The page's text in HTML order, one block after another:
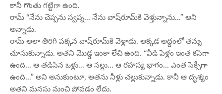
కానీ గొంతు గట్టిగా ఉంది.
రామ్ “నేను చెప్పను స్వప్న... నేను వాష్‌రూమ్‌కి వెళ్తున్నాను...” అని
అన్నాడు.
రామ్ అలా తిరిగి పక్కన వాష్‌రూమ్‌కి వెళ్లాడు. అక్కడ అద్దంలో తన్ను
చూసుకున్నాడు. అతని మొడ్డ ఇంకా లేచి ఉంది. “వీడి పెళ్లం ఇంత కసిగా
ఉంది... ఆ తడిసిన ఒళ్లు... ఆ సల్లు... ఆ రహస్య భాగం... ఎంత సెక్సీగా
ఉంది...” అని అనుకుంటూ, అతను నీళ్లు చల్లుకున్నాడు. కానీ ఆ దృశ్యం
అతని మనసు నుంచి పోవడం లేదు.